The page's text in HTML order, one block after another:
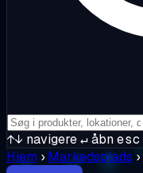
↑↓ navigere↵åbnesc
Hjem › Markedsplads ›